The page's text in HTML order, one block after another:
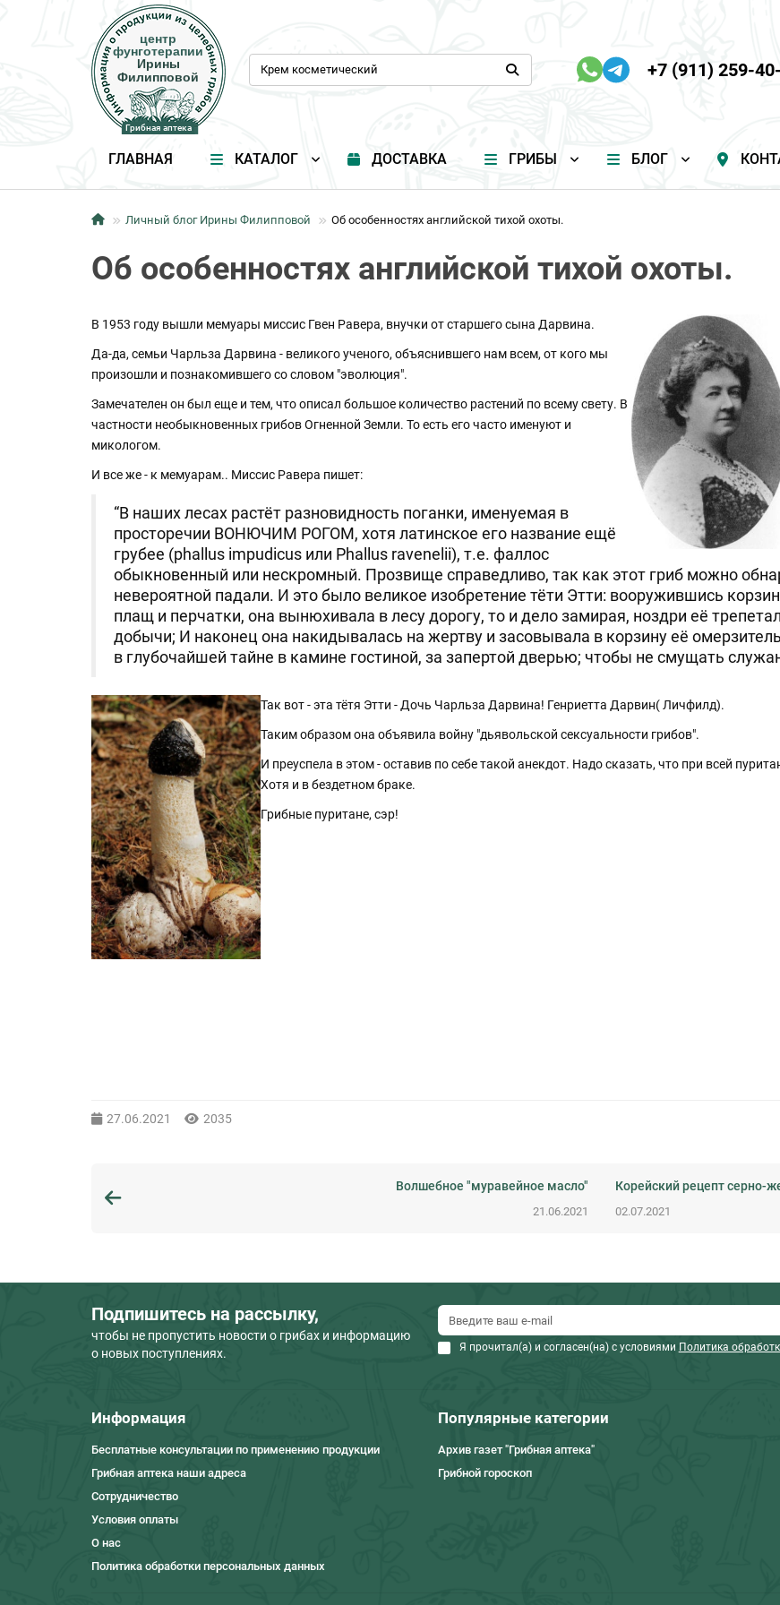
центр
фунготерапии
Ирины
Филипповой
Грибная аптека
центр
фунготерапии
Ирины
Филипповой
Грибная аптека
+7 (911) 259-
ГЛАВНАЯ КАТАЛОГ ДОСТАВКА ГРИБЫ БЛОГ
Личный блог Ирины Филипповой Об особенностях английской тихой охоты.
Об особенностях английской тихой охоты.
В 1953 году вышли мемуары миссис Гвен Равера, внучки от старшего сына Дарвина.
Да-да, семьи Чарльза Дарвина - великого ученого, объяснившего нам всем, от кого мы
произошли и познакомившего со словом "эволюция".
Замечателен он был еще и тем, что описал большое количество растений по всему свету. В
частности необыкновенных грибов Огненной Земли. То есть его часто именуют и
микологом.
И все же - к мемуарам.. Миссис Равера пишет:
“В наших лесах растёт разновидность поганки, именуемая в
просторечии ВОНЮЧИМ РОГОМ, хотя латинское его название ещё
грубее (phallus impudicus или Phallus ravenelii), т.е. фаллос
обыкновенный или нескромный. Прозвище справедливо, так как этот гриб можно
невероятной падали. И это было великое изобретение тёти Этти: вооружившись
плащ и перчатки, она вынюхивала в лесу дорогу, то и дело замирая, ноздри её
добычи; И наконец она накидывалась на жертву и засовывала в корзину её
в глубочайшей тайне в камине гостиной, за запертой дверью; чтобы не смущать
Так вот - эта тётя Этти - Дочь Чарльза Дарвина! Генриетта Дарвин( Личфилд).
Таким образом она объявила войну "дьявольской сексуальности грибов".
И преуспела в этом - оставив по себе такой анекдот. Надо сказать, что при всей
Хотя и в бездетном браке.
Грибные пуритане, сэр!
27.06.2021 2035
Волшебное "муравейное масло"
21.06.2021
Корейский рецепт серно-
02.07.2021
Подпишитесь на рассылку,
чтобы не пропустить новости о грибах и информацию
о новых поступлениях.
Я прочитал(а) и согласен(на) с условиями Политика
Информация
Бесплатные консультации по применению продукции
Грибная аптека наши адреса
Сотрудничество
Условия оплаты
О нас
Политика обработки персональных данных
Популярные категории
Архив газет "Грибная аптека"
Грибной гороскоп